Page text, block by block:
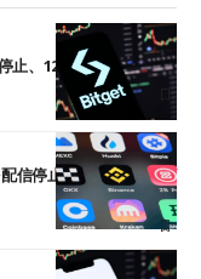
止、12月末に強制決済
信停止──OKXやバイビ